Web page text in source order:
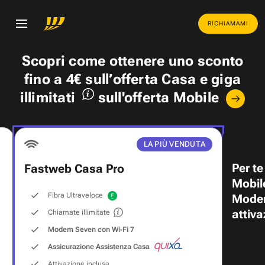
RICHIAMAMI
Scopri come ottenere uno sconto
fino a 4€ sull’offerta Casa egiga
illimitati
sull'offerta Mobile
LA PIÙ VENDUTA
Fastweb Casa Pro
Fibra Ultraveloce
Chiamate illimitate
Modem Seven con Wi‑Fi 7
Assicurazione Assistenza Casa
Per